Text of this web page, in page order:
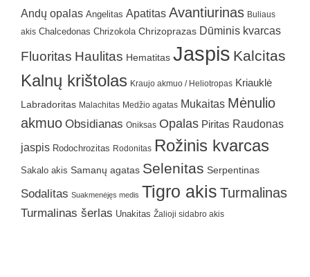
Andų opalas Angelitas Apatitas Avantiurinas Buliaus
akis Chalcedonas Chrizokola Chrizoprazas Dūminis kvarcas
Fluoritas Haulitas Hematitas Jaspis Kalcitas
Kalnų krištolas Kraujo akmuo / Heliotropas Kriauklė
Labradoritas Malachitas Medžio agatas Mukaitas Mėnulio
akmuo Obsidianas Oniksas Opalas Piritas Raudonas
jaspis Rodochrozitas Rodonitas Rožinis kvarcas
Sakalo akis Samanų agatas Selenitas Serpentinas
Sodalitas Suakmenėjęs medis Tigro akis Turmalinas
Turmalinas šerlas Unakitas Žalioji sidabro akis